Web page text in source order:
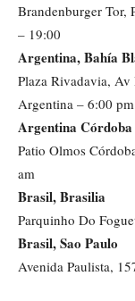
Brandenburger Tor,
– 19:00
Argentina, Bahía
Plaza Rivadavia,
Argentina – 6:00 pm
Argentina Córdoba
Patio Olmos
am
Brasil, Brasilia
Parquinho Do
Brasil, Sao Paulo
Avenida Paulista,